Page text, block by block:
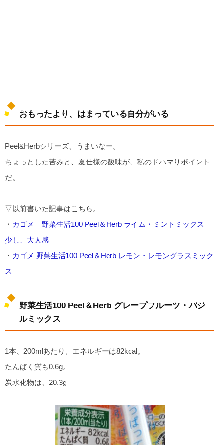
おもったより、はまっている自分がいる
Peel&Herbシリーズ、うまいなー。
ちょっとした苦みと、夏仕様の酸味が、私のドハマりポイント
だ。
▽以前書いた記事はこちら。
・ カゴメ 野菜生活100 Peel＆Herb ライム・ミントミックス
少し、大人感
・ カゴメ 野菜生活100 Peel＆Herb レモン・レモングラスミック
ス
野菜生活100 Peel＆Herb グレープフルーツ・バジ
ルミックス
1本、200mlあたり、エネルギーは82kcal。
たんぱく質も0.6g。
炭水化物は、20.3g